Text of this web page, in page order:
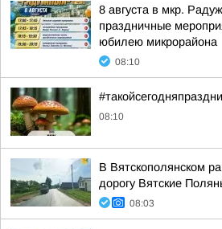
8 августа в мкр.
праздничные
юбилею микрорайона
08:10
08:10
В Вятскополянском
дорогу Вятские
08:03